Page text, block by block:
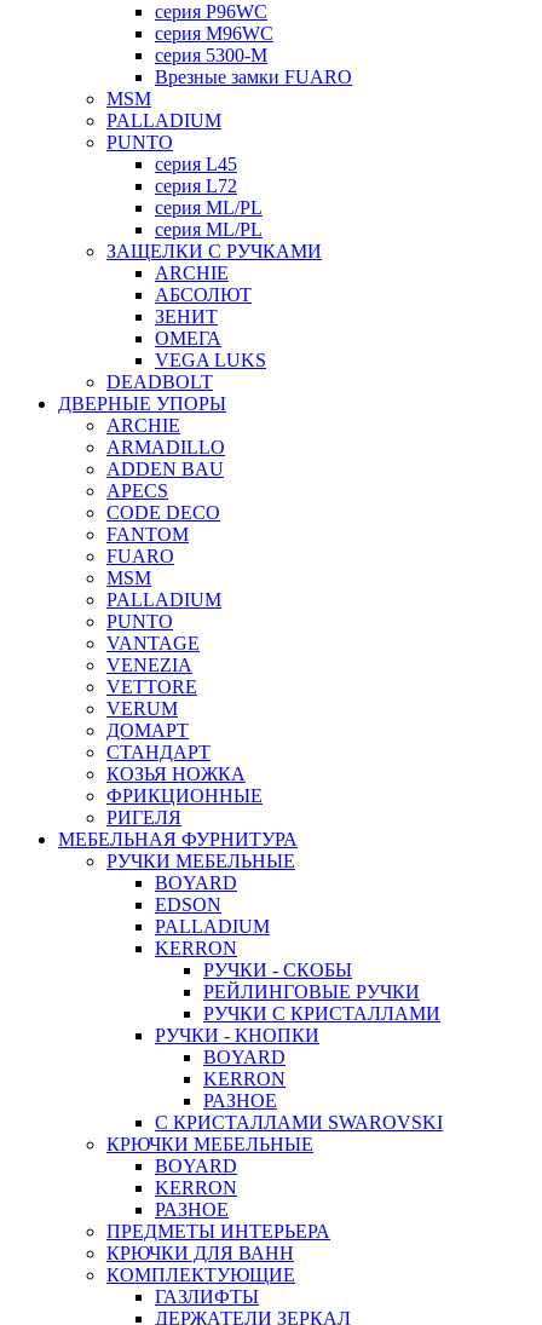
серия P96WC
серия M96WC
серия 5300-M
Врезные замки FUARO
MSM
PALLADIUM
PUNTO
серия L45
серия L72
серия ML/PL
серия ML/PL
ЗАЩЕЛКИ С РУЧКАМИ
ARCHIE
АБСОЛЮТ
ЗЕНИТ
ОМЕГА
VEGA LUKS
DEADBOLT
ДВЕРНЫЕ УПОРЫ
ARCHIE
ARMADILLO
ADDEN BAU
APECS
CODE DECO
FANTOM
FUARO
MSM
PALLADIUM
PUNTO
VANTAGE
VENEZIA
VETTORE
VERUM
ДОМАРТ
СТАНДАРТ
КОЗЬЯ НОЖКА
ФРИКЦИОННЫЕ
РИГЕЛЯ
МЕБЕЛЬНАЯ ФУРНИТУРА
РУЧКИ МЕБЕЛЬНЫЕ
BOYARD
EDSON
PALLADIUM
KERRON
РУЧКИ - СКОБЫ
РЕЙЛИНГОВЫЕ РУЧКИ
РУЧКИ С КРИСТАЛЛАМИ
РУЧКИ - КНОПКИ
BOYARD
KERRON
РАЗНОЕ
С КРИСТАЛЛАМИ SWAROVSKI
КРЮЧКИ МЕБЕЛЬНЫЕ
BOYARD
KERRON
РАЗНОЕ
ПРЕДМЕТЫ ИНТЕРЬЕРА
КРЮЧКИ ДЛЯ ВАНН
КОМПЛЕКТУЮЩИЕ
ГАЗЛИФТЫ
ДЕРЖАТЕЛИ ЗЕРКАЛ